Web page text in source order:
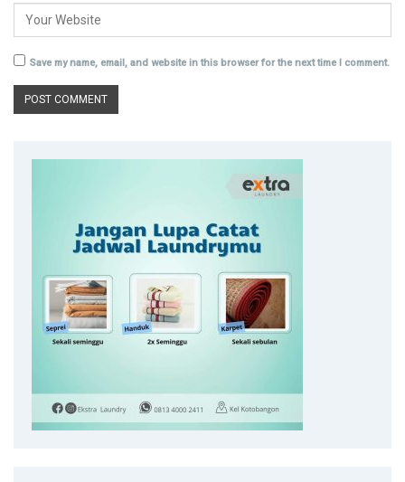
Save my name, email, and website in this browser for the next time I comment.